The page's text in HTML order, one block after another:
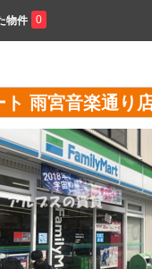
物件 0
ト 雨宮音楽通り